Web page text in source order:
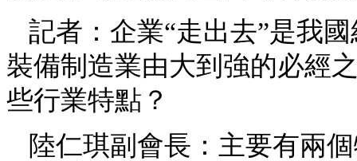
記者：企業“走出去”是我
裝備制造業由大到強的必經
些行業特點？
陸仁琪副會長：主要有兩